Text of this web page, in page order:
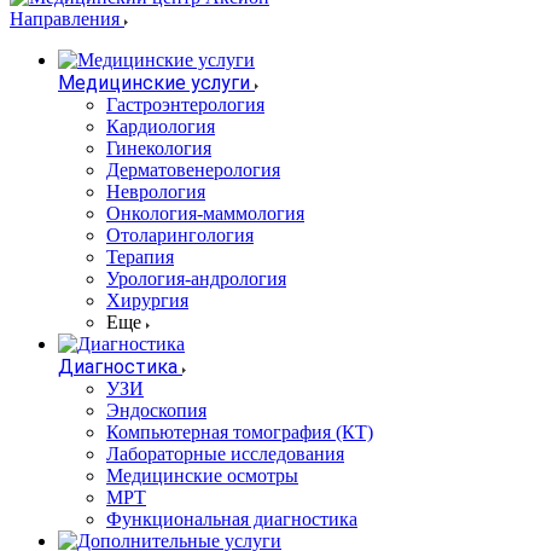
Направления
Медицинские услуги
Гастроэнтерология
Кардиология
Гинекология
Дерматовенерология
Неврология
Онкология-маммология
Отоларингология
Терапия
Урология-андрология
Хирургия
Еще
Диагностика
УЗИ
Эндоскопия
Компьютерная томография (КТ)
Лабораторные исследования
Медицинские осмотры
МРТ
Функциональная диагностика